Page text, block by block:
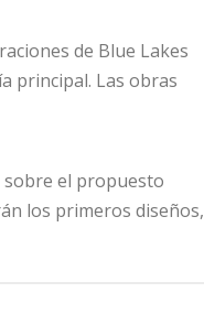
de Blue Lakes
principal. Las obras
el propuesto
los primeros diseños,